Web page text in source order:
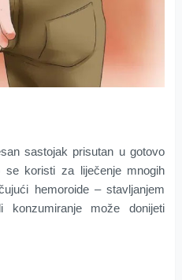
sastojak prisutan u gotovo
se koristi za liječenje mnogih
hemoroide – stavljanjem
konzumiranje može donijeti